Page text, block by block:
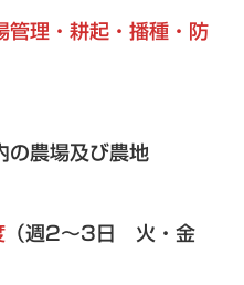
管理・耕起・播種・防
の農場及び農地
（週2～3日 火・金